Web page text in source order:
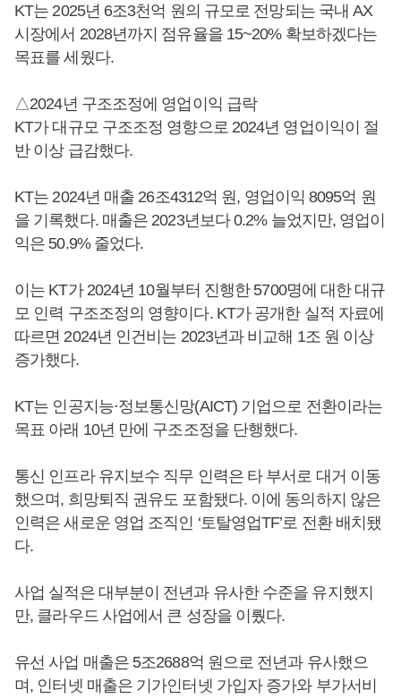
KT는 2025년 6조3천억 원의 규모로 전망되는 국내 AX
시장에서 2028년까지 점유율을 15~20% 확보하겠다는
목표를 세웠다.
△2024년 구조조정에 영업이익 급락
KT가 대규모 구조조정 영향으로 2024년 영업이익이 절
반 이상 급감했다.
KT는 2024년 매출 26조4312억 원, 영업이익 8095억 원
을 기록했다. 매출은 2023년보다 0.2% 늘었지만, 영업이
익은 50.9% 줄었다.
이는 KT가 2024년 10월부터 진행한 5700명에 대한 대규
모 인력 구조조정의 영향이다. KT가 공개한 실적 자료에
따르면 2024년 인건비는 2023년과 비교해 1조 원 이상
증가했다.
KT는 인공지능·정보통신망(AICT) 기업으로 전환이라는
목표 아래 10년 만에 구조조정을 단행했다.
통신 인프라 유지보수 직무 인력은 타 부서로 대거 이동
했으며, 희망퇴직 권유도 포함됐다. 이에 동의하지 않은
인력은 새로운 영업 조직인 ‘토탈영업TF’로 전환 배치됐
다.
사업 실적은 대부분이 전년과 유사한 수준을 유지했지
만, 클라우드 사업에서 큰 성장을 이뤘다.
유선 사업 매출은 5조2688억 원으로 전년과 유사했으
며, 인터넷 매출은 기가인터넷 가입자 증가와 부가서비